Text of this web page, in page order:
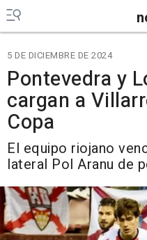
5 DE DICIEMBRE DE 2024
Pontevedra y
cargan a
Copa
El equipo riojano
lateral Pol Aranu de